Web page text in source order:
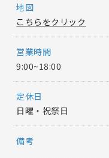
地図
こちらをクリック
営業時間
9:00~18:00
定休日
日曜・祝祭日
備考